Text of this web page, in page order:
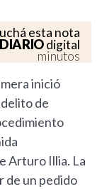
esta nota
digital
minutos
inició
de
Arturo Illia. La
de un pedido